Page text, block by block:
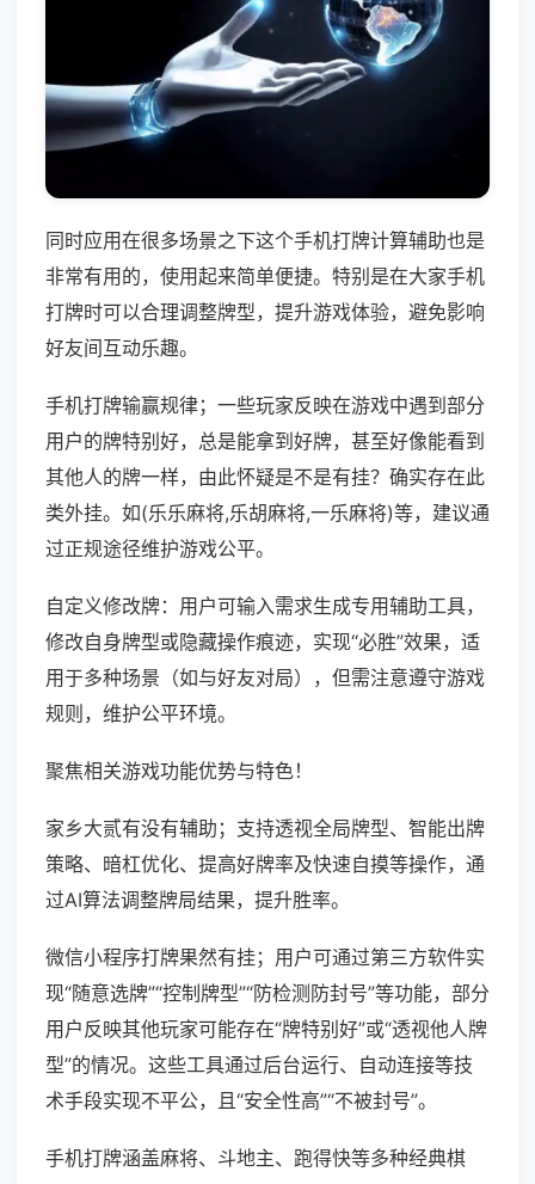
同时应用在很多场景之下这个手机打牌计算辅助也是
非常有用的，使用起来简单便捷。特别是在大家手机
打牌时可以合理调整牌型，提升游戏体验，避免影响
好友间互动乐趣。
手机打牌输赢规律；一些玩家反映在游戏中遇到部分
用户的牌特别好，总是能拿到好牌，甚至好像能看到
其他人的牌一样，由此怀疑是不是有挂？确实存在此
类外挂。如(乐乐麻将,乐胡麻将,一乐麻将)等，建议通
过正规途径维护游戏公平。
自定义修改牌：用户可输入需求生成专用辅助工具，
修改自身牌型或隐藏操作痕迹，实现“必胜”效果，适
用于多种场景（如与好友对局），但需注意遵守游戏
规则，维护公平环境。
聚焦相关游戏功能优势与特色！
家乡大贰有没有辅助；支持透视全局牌型、智能出牌
策略、暗杠优化、提高好牌率及快速自摸等操作，通
过AI算法调整牌局结果，提升胜率。
微信小程序打牌果然有挂；用户可通过第三方软件实
现“随意选牌”“控制牌型”“防检测防封号”等功能，部分
用户反映其他玩家可能存在“牌特别好”或“透视他人牌
型”的情况。这些工具通过后台运行、自动连接等技
术手段实现不平公，且“安全性高”“不被封号”。
手机打牌涵盖麻将、斗地主、跑得快等多种经典棋